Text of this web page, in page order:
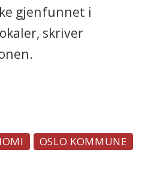
gjenfunnet i
skriver
OSLO KOMMUNE